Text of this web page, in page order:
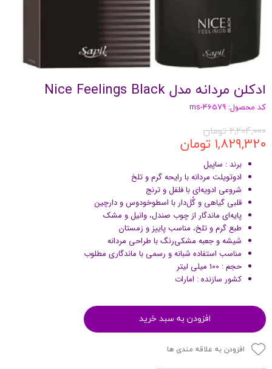
ادکلن مردانه مدل Nice Feelings Black
کد محصول: ms-46579
۲,۲۰۴,۰۰۰ تومان
۱,۸۲۹,۳۲۰ تومان
برند : ساپیل
ادوتویلت مردانه با رایحه گرم و تلخ
شروعی ادویه‌ای با فلفل و ترنج
قلبی گیاهی و گُل‌دار با اسطوخودوس و دارچین
پایه‌ای ماندگار از چوب صندل، وانیل و مشک
طبع گرم و تلخ، مناسب پاییز و زمستان
شیشه و جعبه مشکی‌رنگ با طراحی مردانه
مناسب استفاده شبانه و رسمی با ماندگاری مطلوب
حجم : 100 میلی لیتر
کشور سازنده : امارات
افزودن به سبد خرید
افزودن به علاقه مندی ها